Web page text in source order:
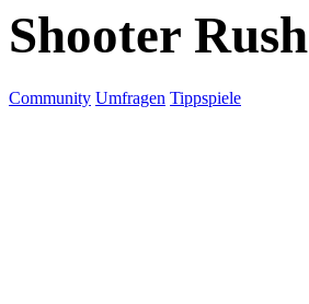
Shooter Rush
Community Umfragen Tippspiele